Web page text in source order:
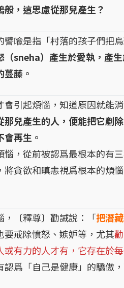
般，這思慮從那兒產生？
喩是指「村落的孩子們把烏
（sneha）產生於愛執，產
藤。
引起煩惱，知道原因就能消
那兒產生的人，便能把它剷
再生。
，從前被認爲最根本的有三
將貪欲和瞋恚視爲根本的煩
〔釋尊〕勸誡說：「把潛
要戒除憤怒、嫉妒等，尤其
或有力的人才有，它存在於
認爲「自己是健康」的驕傲